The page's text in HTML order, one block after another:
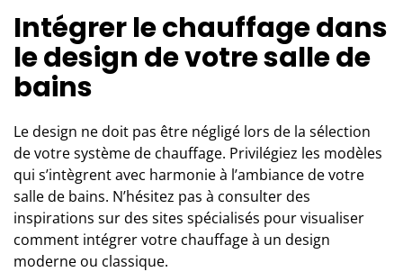
Intégrer le chauffage dans
le design de votre salle de
bains
Le design ne doit pas être négligé lors de la sélection
de votre système de chauffage. Privilégiez les modèles
qui s’intègrent avec harmonie à l’ambiance de votre
salle de bains. N’hésitez pas à consulter des
inspirations sur des sites spécialisés pour visualiser
comment intégrer votre chauffage à un design
moderne ou classique.